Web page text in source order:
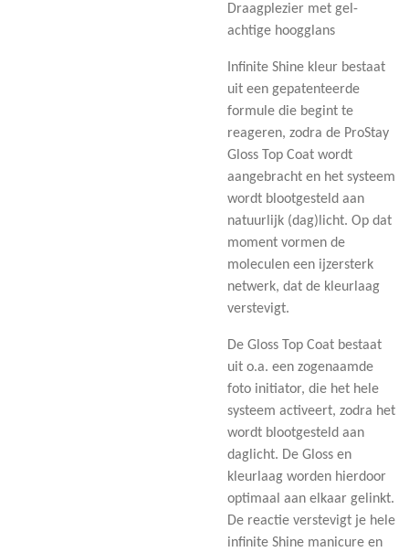
Draagplezier met gel-
achtige hoogglans
Infinite Shine kleur bestaat
uit een gepatenteerde
formule die begint te
reageren, zodra de ProStay
Gloss Top Coat wordt
aangebracht en het systeem
wordt blootgesteld aan
natuurlijk (dag)licht. Op dat
moment vormen de
moleculen een ijzersterk
netwerk, dat de kleurlaag
verstevigt.
De Gloss Top Coat bestaat
uit o.a. een zogenaamde
foto initiator, die het hele
systeem activeert, zodra het
wordt blootgesteld aan
daglicht. De Gloss en
kleurlaag worden hierdoor
optimaal aan elkaar gelinkt.
De reactie verstevigt je hele
infinite Shine manicure en